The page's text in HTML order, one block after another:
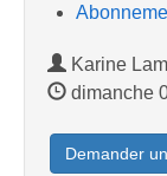
Karine
dimanche
Demander